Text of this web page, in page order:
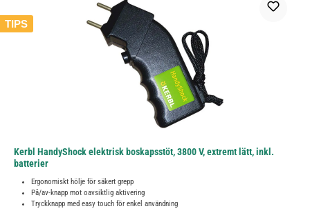
TIPS
Kerbl HandyShock elektrisk boskapsstöt, 3800 V, extremt lätt, inkl.
batterier
Ergonomiskt hölje för säkert grepp
På/av-knapp mot oavsiktlig aktivering
Tryckknapp med easy touch för enkel användning